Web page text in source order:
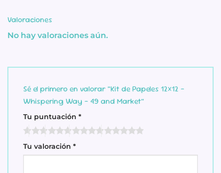
Valoraciones
No hay valoraciones aún.
Sé el primero en valorar “Kit de Papeles 12×12 –
Whispering Way – 49 and Market”
Tu puntuación *
Tu valoración *